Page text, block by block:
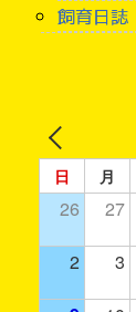
飼育日誌
日 月
26 27
2 3